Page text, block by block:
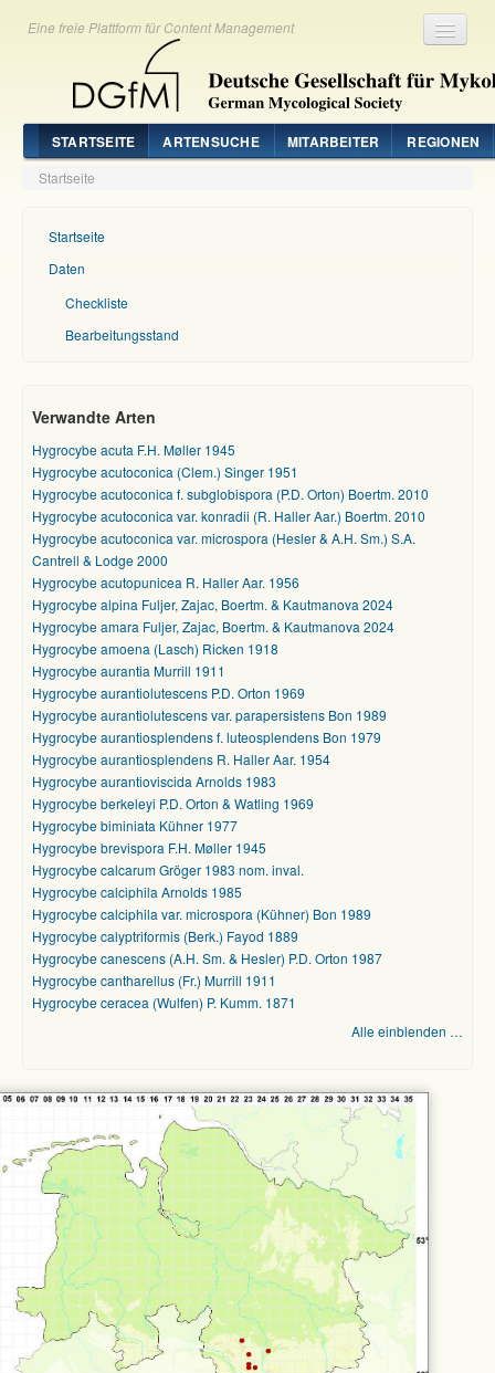
Eine freie Plattform für Content Management
STARTSEITE ARTENSUCHE MITARBEITER REGIONEN
Startseite
Startseite
Daten
Checkliste
Bearbeitungsstand
Verwandte Arten
Hygrocybe acuta F.H. Møller 1945
Hygrocybe acutoconica (Clem.) Singer 1951
Hygrocybe acutoconica f. subglobispora (P.D. Orton) Boertm. 2010
Hygrocybe acutoconica var. konradii (R. Haller Aar.) Boertm. 2010
Hygrocybe acutoconica var. microspora (Hesler & A.H. Sm.) S.A.
Cantrell & Lodge 2000
Hygrocybe acutopunicea R. Haller Aar. 1956
Hygrocybe alpina Fuljer, Zajac, Boertm. & Kautmanova 2024
Hygrocybe amara Fuljer, Zajac, Boertm. & Kautmanova 2024
Hygrocybe amoena (Lasch) Ricken 1918
Hygrocybe aurantia Murrill 1911
Hygrocybe aurantiolutescens P.D. Orton 1969
Hygrocybe aurantiolutescens var. parapersistens Bon 1989
Hygrocybe aurantiosplendens f. luteosplendens Bon 1979
Hygrocybe aurantiosplendens R. Haller Aar. 1954
Hygrocybe aurantioviscida Arnolds 1983
Hygrocybe berkeleyi P.D. Orton & Watling 1969
Hygrocybe biminiata Kühner 1977
Hygrocybe brevispora F.H. Møller 1945
Hygrocybe calcarum Gröger 1983 nom. inval.
Hygrocybe calciphila Arnolds 1985
Hygrocybe calciphila var. microspora (Kühner) Bon 1989
Hygrocybe calyptriformis (Berk.) Fayod 1889
Hygrocybe canescens (A.H. Sm. & Hesler) P.D. Orton 1987
Hygrocybe cantharellus (Fr.) Murrill 1911
Hygrocybe ceracea (Wulfen) P. Kumm. 1871
Alle einblenden …